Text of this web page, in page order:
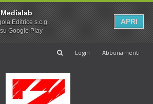
Login Abbonamenti
Editrice s.c.g.
Google Play
APRI